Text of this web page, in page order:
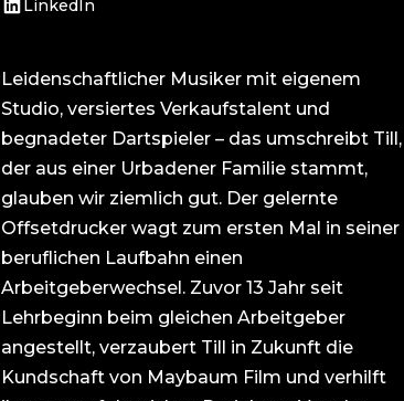
LinkedIn
Leidenschaftlicher Musiker mit eigenem
Studio, versiertes Verkaufstalent und
begnadeter Dartspieler – das umschreibt Till,
der aus einer Urbadener Familie stammt,
glauben wir ziemlich gut. Der gelernte
Offsetdrucker wagt zum ersten Mal in seiner
beruflichen Laufbahn einen
Arbeitgeberwechsel. Zuvor 13 Jahr seit
Lehrbeginn beim gleichen Arbeitgeber
angestellt, verzaubert Till in Zukunft die
Kundschaft von Maybaum Film und verhilft